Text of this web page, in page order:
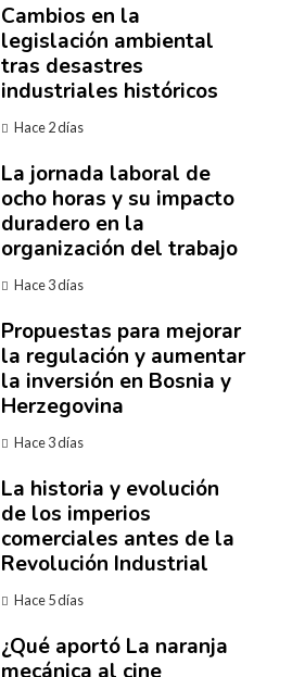
Cambios en la
legislación ambiental
tras desastres
industriales históricos
Hace 2 días
La jornada laboral de
ocho horas y su impacto
duradero en la
organización del trabajo
Hace 3 días
Propuestas para mejorar
la regulación y aumentar
la inversión en Bosnia y
Herzegovina
Hace 3 días
La historia y evolución
de los imperios
comerciales antes de la
Revolución Industrial
Hace 5 días
¿Qué aportó La naranja